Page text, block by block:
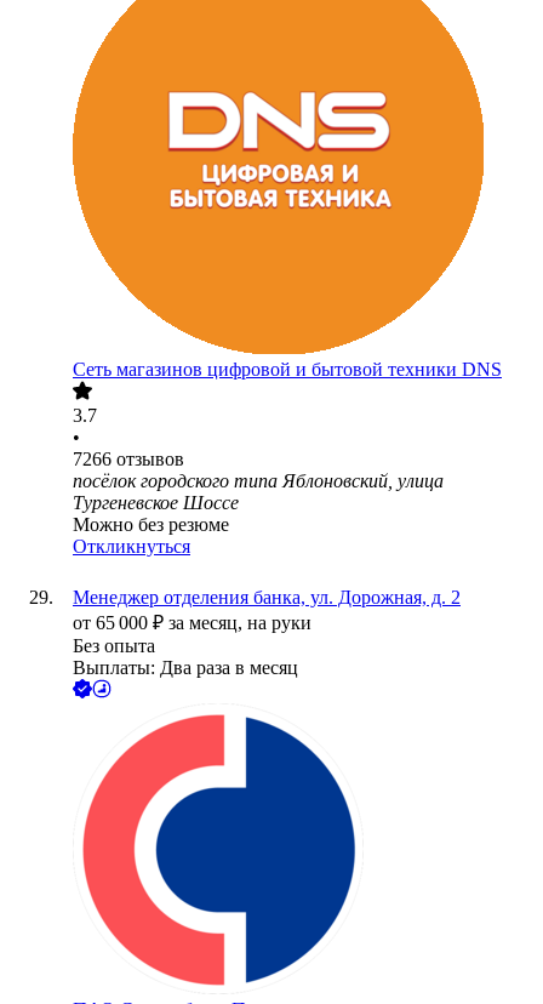
Сеть магазинов цифровой и бытовой техники DNS
3.7
•
7266 отзывов
посёлок городского типа Яблоновский, улица
Тургеневское Шоссе
Можно без резюме
Откликнуться
Менеджер отделения банка, ул. Дорожная, д. 2
от 65 000 ₽ за месяц, на руки
Без опыта
Выплаты: Два раза в месяц